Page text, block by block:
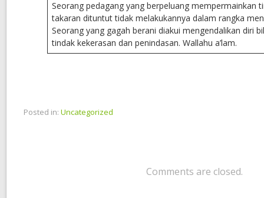
Seorang pedagang yang berpeluang mempermainkan
takaran dituntut tidak melakukannya dalam rangka
Seorang yang gagah berani diakui mengendalikan diri
tindak kekerasan dan penindasan. Wallahu a’lam.
Posted in: Uncategorized
Comments are closed.